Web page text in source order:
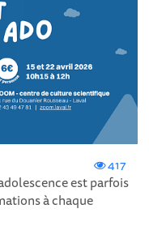
417
est parfois
à chaque